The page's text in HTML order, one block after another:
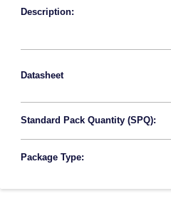
Description:
Datasheet
Standard Pack Quantity (SPQ):
Package Type: